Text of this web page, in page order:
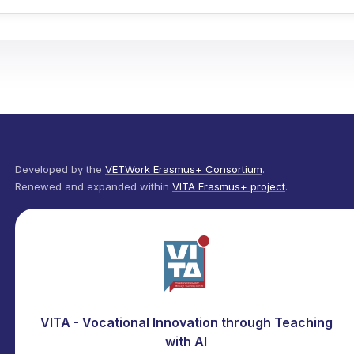
Developed by the VETWork Erasmus+ Consortium.
Renewed and expanded within VITA Erasmus+ project.
VITA - Vocational Innovation through Teaching
with AI